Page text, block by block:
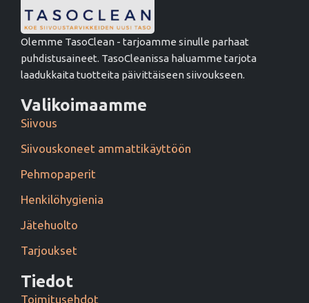
Olemme TasoClean - tarjoamme sinulle parhaat
puhdistusaineet. TasoCleanissa haluamme tarjota
laadukkaita tuotteita päivittäiseen siivoukseen.
Valikoimaamme
Siivous
Siivouskoneet ammattikäyttöön
Pehmopaperit
Henkilöhygienia
Jätehuolto
Tarjoukset
Tiedot
Toimitusehdot